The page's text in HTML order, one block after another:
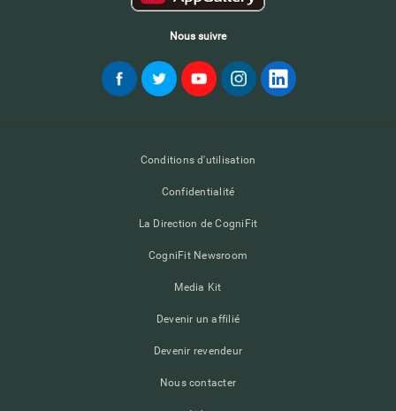
Nous suivre
Conditions d'utilisation
Confidentialité
La Direction de CogniFit
CogniFit Newsroom
Media Kit
Devenir un affilié
Devenir revendeur
Nous contacter